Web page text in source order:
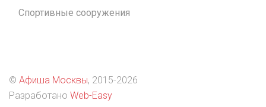
Спортивные сооружения
© Афиша Москвы, 2015-2026
Разработано Web-Easy